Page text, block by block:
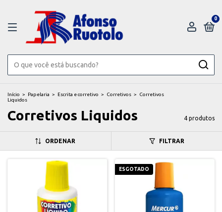
0
Início > Papelaria > Escrita e corretivo > Corretivos >
Corretivos
Liquidos
Corretivos Liquidos 4 produtos
ORDENAR FILTRAR
ESGOTADO